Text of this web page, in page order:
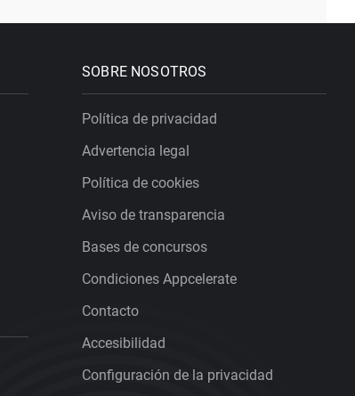
SOBRE NOSOTROS
Política de privacidad
Advertencia legal
Política de cookies
Aviso de transparencia
Bases de concursos
Condiciones Appcelerate
Contacto
Accesibilidad
Configuración de la privacidad